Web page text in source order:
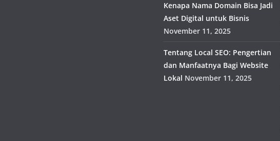
Kenapa Nama Domain Bisa Jadi
Aset Digital untuk Bisnis
November 11, 2025
Tentang Local SEO: Pengertian
dan Manfaatnya Bagi Website
Lokal November 11, 2025